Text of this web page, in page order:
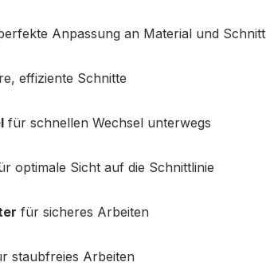
Anpassung an Material und Schnitt
effiziente Schnitte
für schnellen Wechsel unterwegs
optimale Sicht auf die Schnittlinie
für sicheres Arbeiten
staubfreies Arbeiten